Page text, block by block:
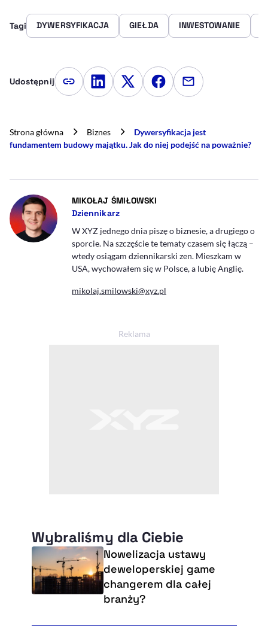
Wybraliśmy dla Ciebie
Nowelizacja ustawy
deweloperskiej game
changerem dla całej
branży?
Tagi DYWERSYFIKACJA GIEŁDA INWESTOWANIE
Udostępnij Kopiuj link artykułu
Udostępnij na LinkedIn
Udostępnij na Twitterze
Udostępnij na
Udostępnij
Strona główna Biznes
Dywersyfikacja jest
fundamentem budowy majątku. Jak do niej podejść na poważnie?
MIKOŁAJ ŚMIŁOWSKI
Dziennikarz
W XYZ jednego dnia piszę o biznesie, a drugiego o
sporcie. Na szczęście te tematy czasem się łączą –
wtedy osiągam dziennikarski zen. Mieszkam w
USA, wychowałem się w Polsce, a lubię Anglię.
mikolaj.smilowski@xyz.pl